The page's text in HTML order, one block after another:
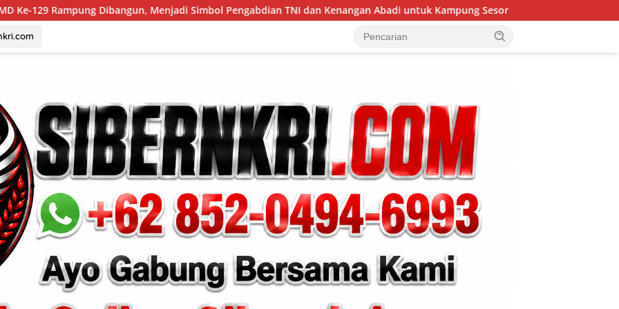
Menjadi Simbol Pengabdian TNI dan Kenangan Abadi untuk Kampung Sesor Perbaikan Pipanisasi Dikebut, Satgas